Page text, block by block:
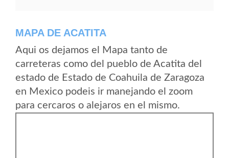
MAPA DE ACATITA
Aqui os dejamos el Mapa tanto de
carreteras como del pueblo de Acatita del
estado de Estado de Coahuila de Zaragoza
en Mexico podeis ir manejando el zoom
para cercaros o alejaros en el mismo.